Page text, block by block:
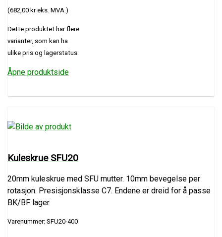
(682,00 kr eks. MVA.)
Dette produktet har flere
varianter, som kan ha
ulike pris og lagerstatus.
Åpne produktside
Kuleskrue SFU20
20mm kuleskrue med SFU mutter. 10mm bevegelse per
rotasjon. Presisjonsklasse C7. Endene er dreid for å passe
BK/BF lager.
Varenummer: SFU20-400